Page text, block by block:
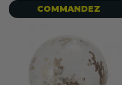
COMMANDEZ